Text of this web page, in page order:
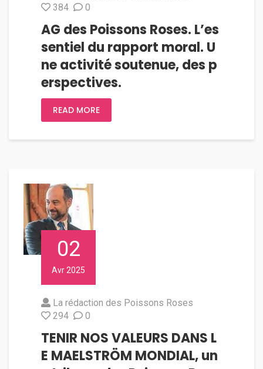
384
0
AG des Poissons Roses. L’es
sentiel du rapport moral. U
ne activité soutenue, des p
erspectives.
READ MORE
02
Avr 2025
La rédaction des Poissons Roses
294
0
TENIR NOS VALEURS DANS L
E MAELSTRÖM MONDIAL, un